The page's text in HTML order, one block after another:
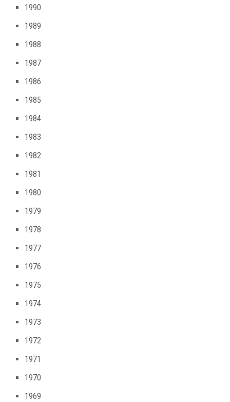
1990
1989
1988
1987
1986
1985
1984
1983
1982
1981
1980
1979
1978
1977
1976
1975
1974
1973
1972
1971
1970
1969